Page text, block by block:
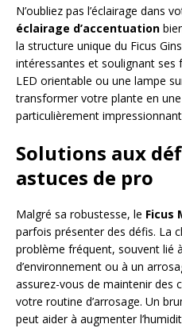
N’oubliez pas l’éclairage dans
éclairage d’accentuation
la structure unique du Ficus
intéressantes et soulignant ses
LED orientable ou une lampe
transformer votre plante en
particulièrement
Solutions aux
astuces de pro
Malgré sa robustesse, le Ficus
parfois présenter des défis. La
problème fréquent, souvent lié
d’environnement ou à un
assurez-vous de maintenir des
votre routine d’arrosage. Un
peut aider à augmenter